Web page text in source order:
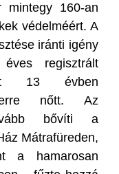
mintegy 160-an
védelméért. A
iránti igény
regisztrált
13 évben
nőtt. Az
bővíti a
Mátrafüreden,
a hamarosan